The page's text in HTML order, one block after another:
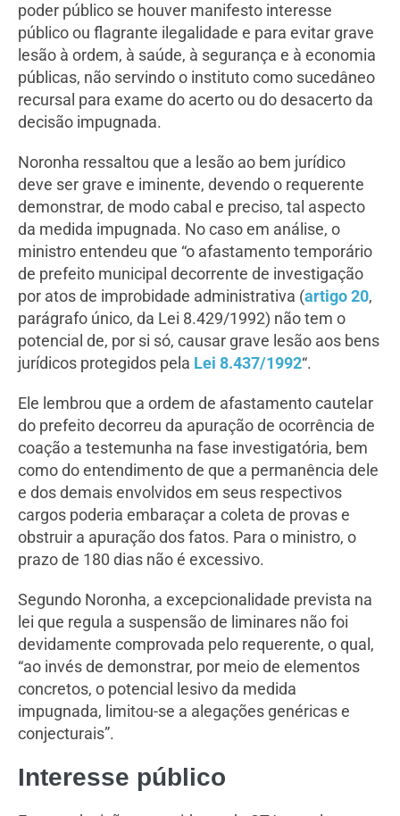
poder público se houver manifesto interesse
público ou flagrante ilegalidade e para evitar grave
lesão à ordem, à saúde, à segurança e à economia
públicas, não servindo o instituto como sucedâneo
recursal para exame do acerto ou do desacerto da
decisão impugnada.
Noronha ressaltou que a lesão ao bem jurídico
deve ser grave e iminente, devendo o requerente
demonstrar, de modo cabal e preciso, tal aspecto
da medida impugnada. No caso em análise, o
ministro entendeu que “o afastamento temporário
de prefeito municipal decorrente de investigação
por atos de improbidade administrativa (artigo 20,
parágrafo único, da Lei 8.429/1992) não tem o
potencial de, por si só, causar grave lesão aos bens
jurídicos protegidos pela Lei 8.437/1992“.
Ele lembrou que a ordem de afastamento cautelar
do prefeito decorreu da apuração de ocorrência de
coação a testemunha na fase investigatória, bem
como do entendimento de que a permanência dele
e dos demais envolvidos em seus respectivos
cargos poderia embaraçar a coleta de provas e
obstruir a apuração dos fatos. Para o ministro, o
prazo de 180 dias não é excessivo.
Segundo Noronha, a excepcionalidade prevista na
lei que regula a suspensão de liminares não foi
devidamente comprovada pelo requerente, o qual,
“ao invés de demonstrar, por meio de elementos
concretos, o potencial lesivo da medida
impugnada, limitou-se a alegações genéricas e
conjecturais”.
Interes​​​se público